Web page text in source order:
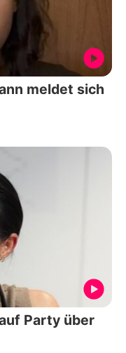
meldet sich
Party über